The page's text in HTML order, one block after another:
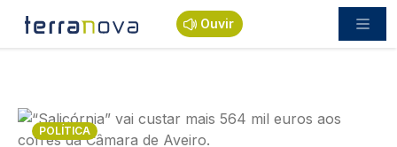
Passar para o conteúdo principal
Ouvir
Imagem
POLÍTICA